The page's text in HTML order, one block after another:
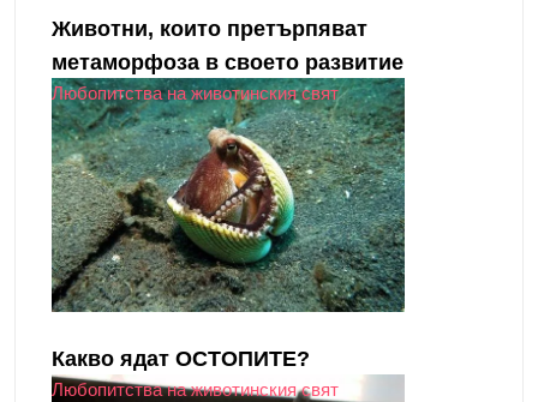
Животни, които претърпяват
метаморфоза в своето развитие
Любопитства на животинския свят
Какво ядат ОСТОПИТЕ?
Любопитства на животинския свят